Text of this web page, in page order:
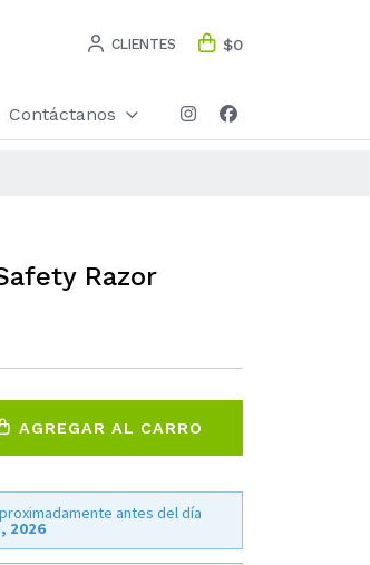
CLIENTES $0
Contáctanos
Razor
AGREGAR AL CARRO
antes del día
2026